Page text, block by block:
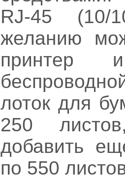
RJ-45 (10/
желанию
принтер
лоток для
250
добавить
по 550